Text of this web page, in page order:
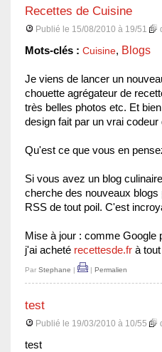
Recettes de Cuisine
Publié le 15/08/2010 à 19/51
Mots-clés : Cuisine, Blogs
Je viens de lancer un
chouette agrégateur de
très belles photos etc. Et
design fait par un vrai
Qu'est ce que vous en
Si vous avez un blog
cherche des nouveaux
RSS de tout poil. C'est
Mise à jour : comme Google
j'ai acheté recettesde.fr à
Par Stephane | | Permalien
test
Publié le 19/03/2010 à 10/55
test